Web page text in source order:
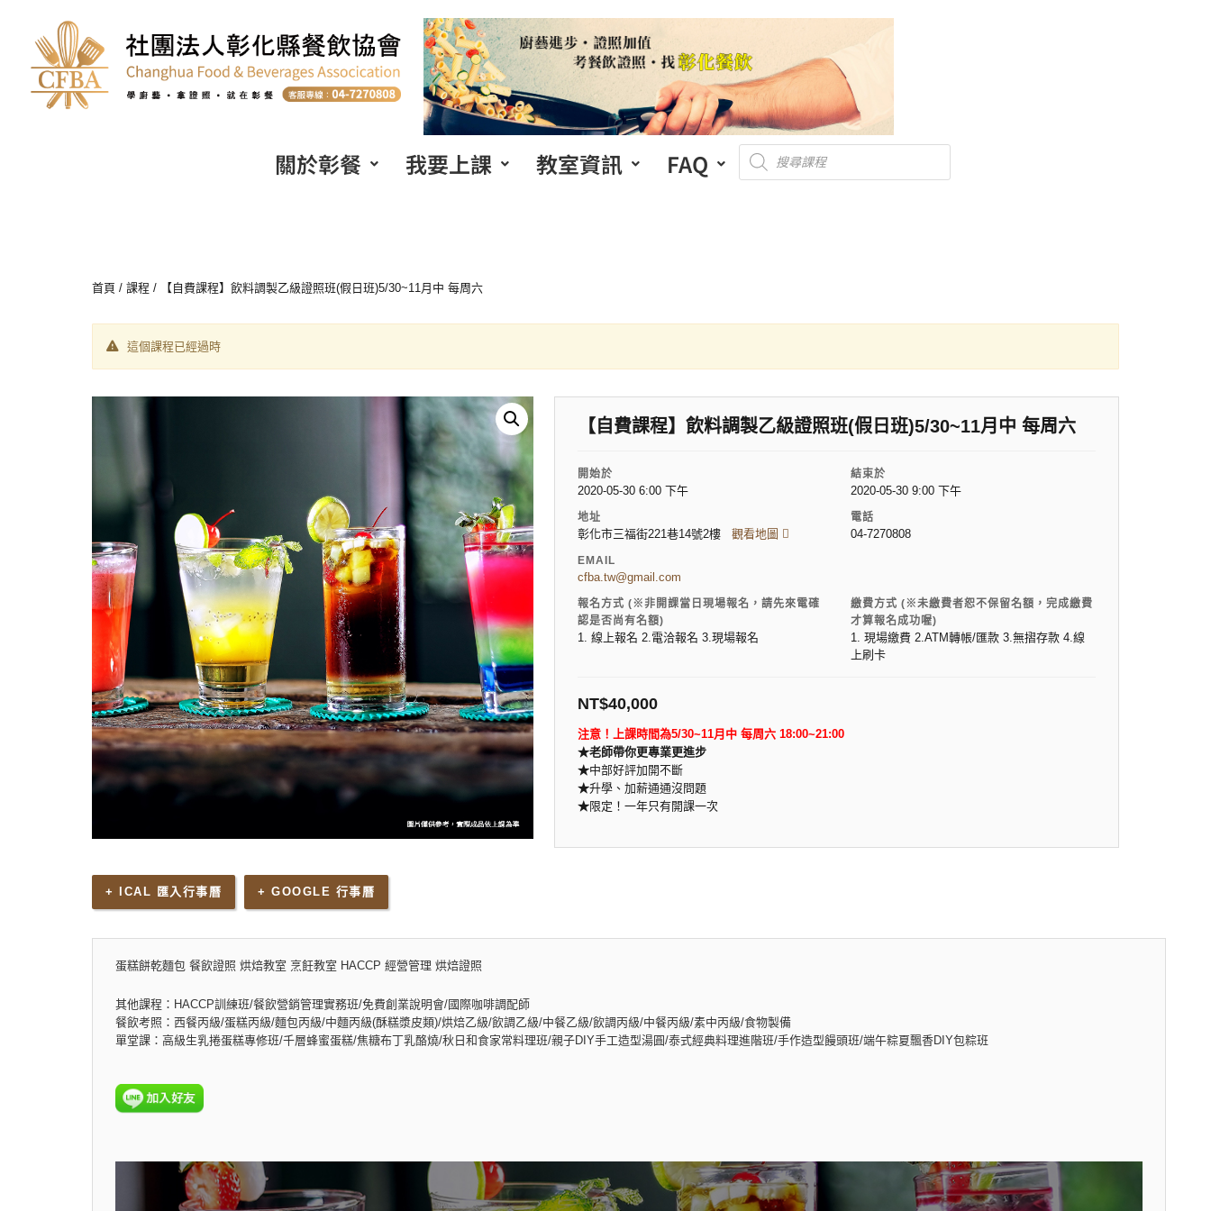
關於彰餐 我要上課 教室資訊 FAQ
首頁 / 課程 / 【自費課程】飲料調製乙級證照班(假日班)5/30~11月中 每周六
這個課程已經過時
【自費課程】飲料調製乙級證照班(假日班)5/30~11月中 每周六
開始於
2020-05-30 6:00 下午
結束於
2020-05-30 9:00 下午
地址
彰化市三福街221巷14號2樓 觀看地圖
電話
04-7270808
EMAIL
cfba.tw@gmail.com
報名方式 (※非開課當日現場報名，請先來電確
認是否尚有名額)
1. 線上報名 2.電洽報名 3.現場報名
繳費方式 (※未繳費者恕不保留名額，完成繳費
才算報名成功喔)
1. 現場繳費 2.ATM轉帳/匯款 3.無摺存款 4.線
上刷卡
NT$40,000
注意！上課時間為5/30~11月中 每周六 18:00~21:00
★老師帶你更專業更進步
★中部好評加開不斷
★升學、加薪通通沒問題
★限定！一年只有開課一次
+ ICAL 匯入行事曆 + GOOGLE 行事曆
蛋糕餅乾麵包 餐飲證照 烘焙教室 烹飪教室 HACCP 經營管理 烘焙證照
其他課程：HACCP訓練班/餐飲營銷管理實務班/免費創業說明會/國際咖啡調配師
餐飲考照：西餐丙級/蛋糕丙級/麵包丙級/中麵丙級(酥糕漿皮類)/烘焙乙級/飲調乙級/中餐乙級/飲調丙級/中餐丙級/素中丙級/食物製備
單堂課：高級生乳捲蛋糕專修班/千層蜂蜜蛋糕/焦糖布丁乳酪燒/秋日和食家常料理班/親子DIY手工造型湯圓/泰式經典料理進階班/手作造型饅頭班/端午粽夏飄香DIY包粽班